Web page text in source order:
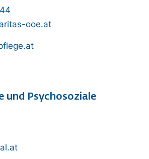
ooe.at
und Psychosoziale